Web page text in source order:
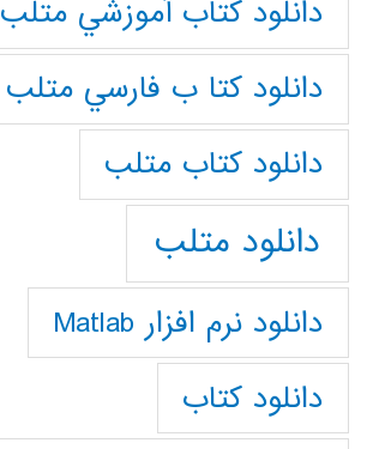
دانلود كتاب آموزشي متلب
دانلود كتا ب فارسي متلب
دانلود كتاب متلب
دانلود متلب
دانلود نرم افزار Matlab
دانلود کتاب